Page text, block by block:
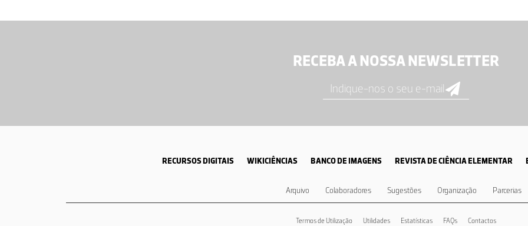
RECEBA A NOSSA NEWSLETTER
RECURSOS DIGITAIS WIKICIÊNCIAS BANCO DE IMAGENS REVISTA DE CIÊNCIA ELEMENTAR
Arquivo Colaboradores Sugestões Organização Parcerias
Termos de Utilização Utilidades Estatísticas FAQs Contactos